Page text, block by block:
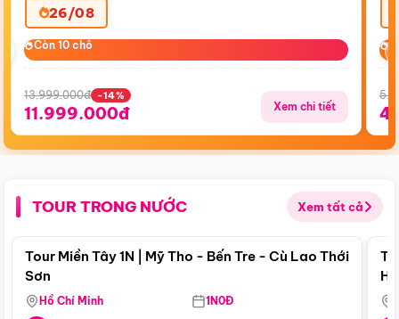
26/08
Còn 10 chỗ
Còn 10 chỗ
13.999.000đ -14%
11.999.000đ Xem chi tiết
TOUR TRONG NƯỚC Xem tất cả
Điểm nổi bật
Tour Miền Tây 1N | Mỹ Tho - Bến Tre - Cù Lao Thới
Sơn
Hồ Chí Minh 1N0Đ